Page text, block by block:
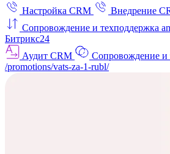
Настройка CRM
Внедрение
Сопровождение и техподдержка
Битрикс24
Аудит CRM
Сопровождение и
/promotions/vats-za-1-rubl/